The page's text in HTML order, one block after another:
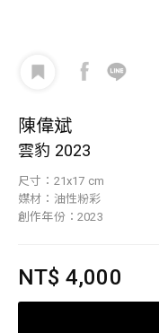
陳偉斌
雲豹 2023
尺寸：21x17 cm
媒材：油性粉彩
創作年份：2023
NT$ 4,000